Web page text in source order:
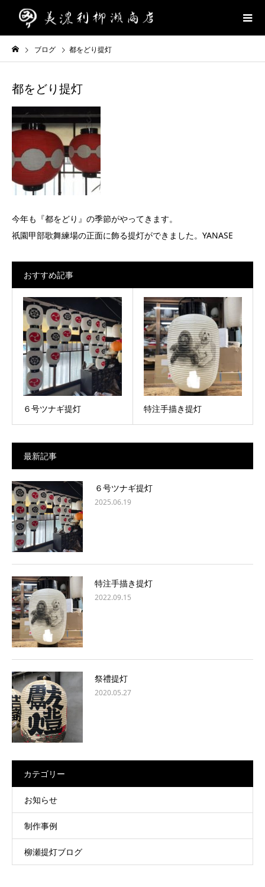
ブログ 都をどり提灯
都をどり提灯
今年も『都をどり』の季節がやってきます。
祇園甲部歌舞練場の正面に飾る提灯ができました。YANASE
おすすめ記事
６号ツナギ提灯 特注手描き提灯
最新記事
６号ツナギ提灯
2025.06.19
特注手描き提灯
2022.09.15
祭禮提灯
2020.05.27
カテゴリー
お知らせ
制作事例
柳瀬提灯ブログ